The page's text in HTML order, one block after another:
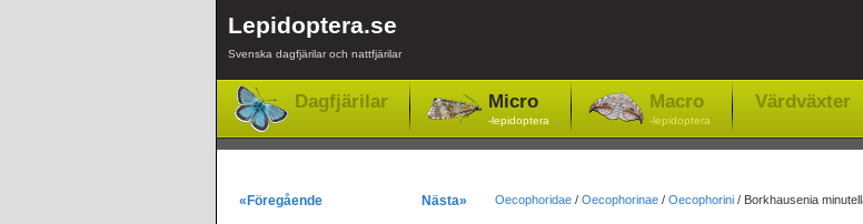
Lepidoptera.se
Svenska dagfjärilar och nattfjärilar
Dagfjärilar Micro
-lepidoptera
Macro
-lepidoptera
Värdväxter
Oecophoridae/ Oecophorinae/ Oecophorini/ Borkhausenia
«Föregående Nästa»